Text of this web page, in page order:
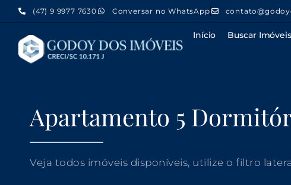
(47) 9 9977 7630 Conversar no WhatsApp
Início Buscar Imóveis
Apartamento 5
Veja todos imóveis disponíveis, utilize o filtro